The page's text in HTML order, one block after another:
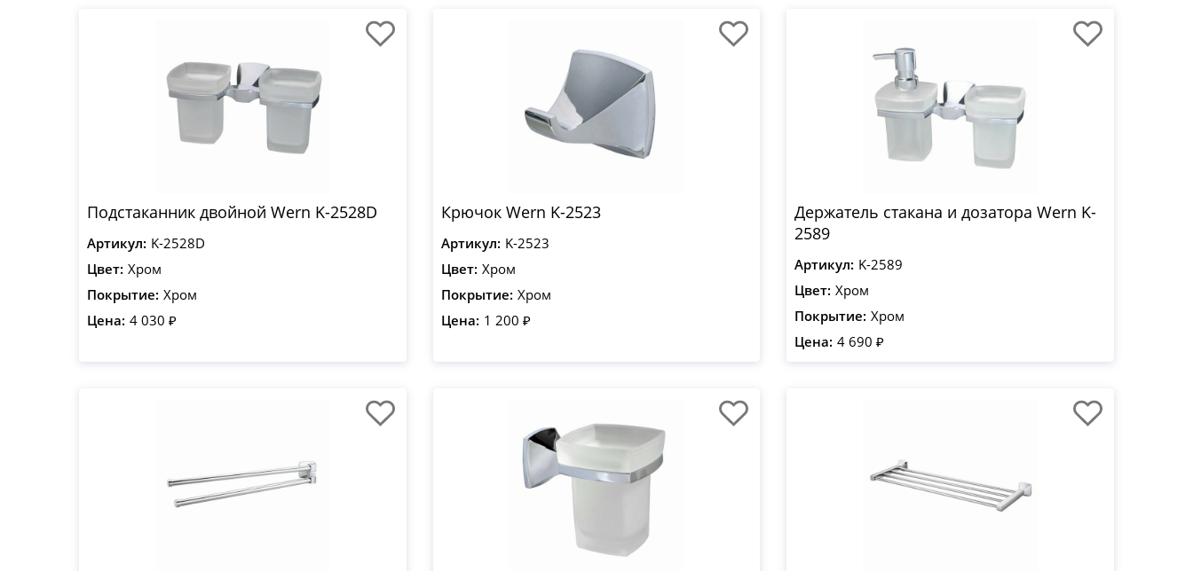
Подстаканник двойной Wern K-2528D
Артикул: K-2528D
Цвет: Хром
Покрытие: Хром
Цена: 4 030 ₽
Крючок Wern K-2523
Артикул: K-2523
Цвет: Хром
Покрытие: Хром
Цена: 1 200 ₽
Держатель стакана и дозатора Wern K-
2589
Артикул: K-2589
Цвет: Хром
Покрытие: Хром
Цена: 4 690 ₽